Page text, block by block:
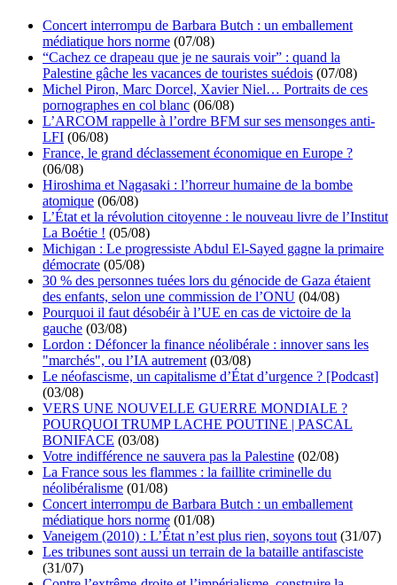
Concert interrompu de Barbara Butch : un emballement
médiatique hors norme (07/08)
“Cachez ce drapeau que je ne saurais voir” : quand la
Palestine gâche les vacances de touristes suédois (07/08)
Michel Piron, Marc Dorcel, Xavier Niel… Portraits de ces
pornographes en col blanc (06/08)
L’ARCOM rappelle à l’ordre BFM sur ses mensonges anti-
LFI (06/08)
France, le grand déclassement économique en Europe ?
(06/08)
Hiroshima et Nagasaki : l’horreur humaine de la bombe
atomique (06/08)
L’État et la révolution citoyenne : le nouveau livre de l’Institut
La Boétie ! (05/08)
Michigan : Le progressiste Abdul El-Sayed gagne la primaire
démocrate (05/08)
30 % des personnes tuées lors du génocide de Gaza étaient
des enfants, selon une commission de l’ONU (04/08)
Pourquoi il faut désobéir à l’UE en cas de victoire de la
gauche (03/08)
Lordon : Défoncer la finance néolibérale : innover sans les
"marchés", ou l’IA autrement (03/08)
Le néofascisme, un capitalisme d’État d’urgence ? [Podcast]
(03/08)
VERS UNE NOUVELLE GUERRE MONDIALE ?
POURQUOI TRUMP LACHE POUTINE | PASCAL
BONIFACE (03/08)
Votre indifférence ne sauvera pas la Palestine (02/08)
La France sous les flammes : la faillite criminelle du
néolibéralisme (01/08)
Concert interrompu de Barbara Butch : un emballement
médiatique hors norme (01/08)
Vaneigem (2010) : L’État n’est plus rien, soyons tout (31/07)
Les tribunes sont aussi un terrain de la bataille antifasciste
(31/07)